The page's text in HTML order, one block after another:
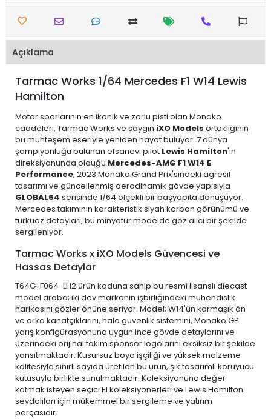
Açıklama
Tarmac Works 1/64 Mercedes F1 W14 Lewis
Hamilton
Motor sporlarının en ikonik ve zorlu pisti olan Monako
caddeleri, Tarmac Works ve saygın iXO Models ortaklığının
bu muhteşem eseriyle yeniden hayat buluyor. 7 dünya
şampiyonluğu bulunan efsanevi pilot Lewis Hamilton'ın
direksiyonunda olduğu Mercedes-AMG F1 W14 E
Performance, 2023 Monako Grand Prix'sindeki agresif
tasarımı ve güncellenmiş aerodinamik gövde yapısıyla
GLOBAL64 serisinde 1/64 ölçekli bir başyapıta dönüşüyor.
Mercedes takımının karakteristik siyah karbon görünümü ve
turkuaz detayları, bu minyatür modelde göz alıcı bir şekilde
sergileniyor.
Tarmac Works x iXO Models Güvencesi ve
Hassas Detaylar
T64G-F064-LH2 ürün koduna sahip bu resmi lisanslı diecast
model araba; iki dev markanın işbirliğindeki mühendislik
harikasını gözler önüne seriyor. Model; W14'ün karmaşık ön
ve arka kanatçıklarını, halo güvenlik sistemini, Monako GP
yarış konfigürasyonuna uygun ince gövde detaylarını ve
üzerindeki orijinal takım sponsor logolarını eksiksiz bir şekilde
yansıtmaktadır. Kusursuz boya işçiliği ve yüksek malzeme
kalitesiyle sınırlı sayıda üretilen bu ürün, şık tasarımlı koruyucu
kutusuyla birlikte sunulmaktadır. Koleksiyonuna değer
katmak isteyen seçici F1 koleksiyonerleri ve Lewis Hamilton
sevdalıları için mükemmel bir sergileme ve yatırım
parçasıdır.